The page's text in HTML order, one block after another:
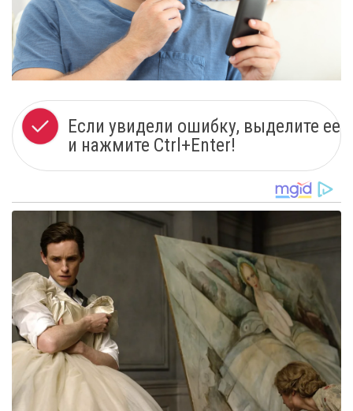
Если увидели ошибку, выделите ее
и нажмите Ctrl+Enter!